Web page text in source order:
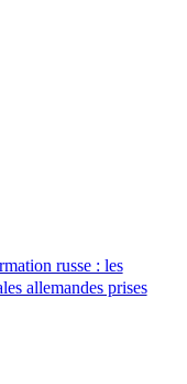
russe : les
allemandes prises